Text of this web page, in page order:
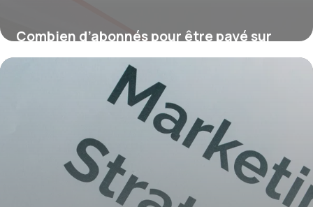
Combien d’abonnés pour être payé sur
TikTok ?